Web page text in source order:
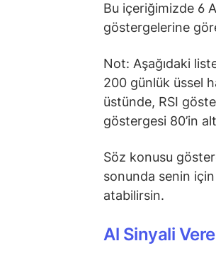
Bu içeriğimizde 6
göstergelerine
Not: Aşağıdaki
200 günlük üssel
üstünde, RSI
göstergesi 80’in
Söz konusu
sonunda senin için
atabilirsin.
Al Sinyali